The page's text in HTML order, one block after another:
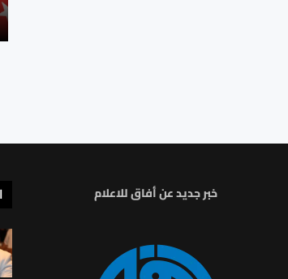
خبر جديد عن أفاق للاعلام